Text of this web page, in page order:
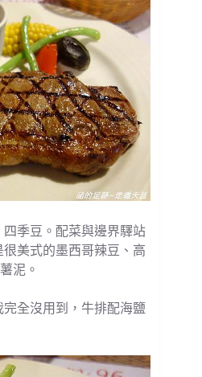
季豆。配菜與邊界驛站
美式的墨西哥辣豆、高
泥。
全沒用到，牛排配海鹽